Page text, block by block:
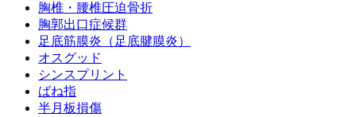
胸椎・腰椎圧迫骨折
胸郭出口症候群
足底筋膜炎（足底腱膜炎）
オスグッド
シンスプリント
ばね指
半月板損傷